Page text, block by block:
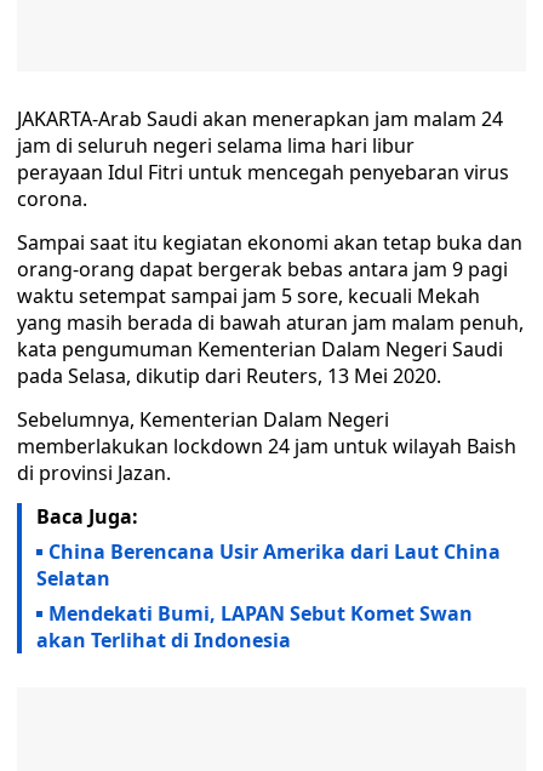
JAKARTA-Arab Saudi akan menerapkan jam malam 24
jam di seluruh negeri selama lima hari libur
perayaan Idul Fitri untuk mencegah penyebaran virus
corona.
Sampai saat itu kegiatan ekonomi akan tetap buka dan
orang-orang dapat bergerak bebas antara jam 9 pagi
waktu setempat sampai jam 5 sore, kecuali Mekah
yang masih berada di bawah aturan jam malam penuh,
kata pengumuman Kementerian Dalam Negeri Saudi
pada Selasa, dikutip dari Reuters, 13 Mei 2020.
Sebelumnya, Kementerian Dalam Negeri
memberlakukan lockdown 24 jam untuk wilayah Baish
di provinsi Jazan.
Baca Juga:
China Berencana Usir Amerika dari Laut China
Selatan
Mendekati Bumi, LAPAN Sebut Komet Swan
akan Terlihat di Indonesia